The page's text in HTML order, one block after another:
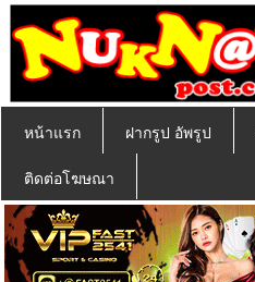
หน้าแรก ฝากรูป อัพรูป
ติดต่อโฆษณา